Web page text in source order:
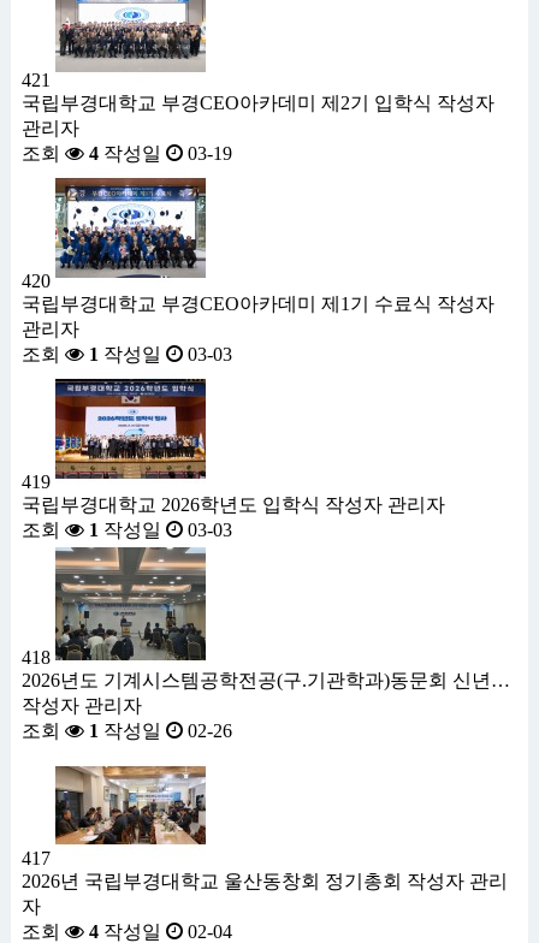
421
국립부경대학교 부경CEO아카데미 제2기 입학식 작성자
관리자
조회
4 작성일 03-19
420
국립부경대학교 부경CEO아카데미 제1기 수료식 작성자
관리자
조회
1 작성일 03-03
419
국립부경대학교 2026학년도 입학식 작성자 관리자
조회
1 작성일 03-03
418
2026년도 기계시스템공학전공(구.기관학과)동문회 신년…
작성자 관리자
조회
1 작성일 02-26
417
2026년 국립부경대학교 울산동창회 정기총회 작성자 관리
자
조회
4 작성일 02-04